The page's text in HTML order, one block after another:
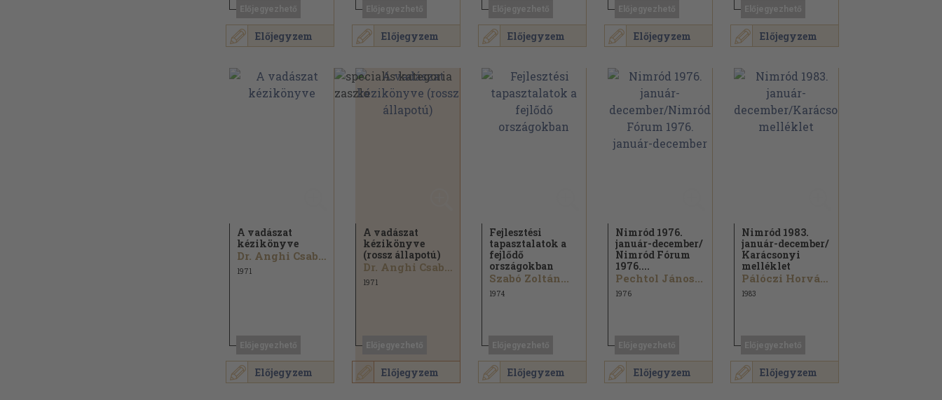
Előjegyzem Előjegyzem Előjegyzem Előjegyzem Előjegyzem
Előjegyzem
A vadászat
kézikönyve
Dr. Anghi Csaba...
1971
Előjegyzem
A vadászat
kézikönyve
(rossz állapotú)
Dr. Anghi Csaba...
1971
Előjegyzem
Fejlesztési
tapasztalatok a
fejlődő
országokban
Szabó Zoltán...
1974
Előjegyzem
Nimród 1976.
január-december/
Nimród Fórum
1976....
Pechtol János...
1976
Előjegyzem
Nimród 1983.
január-december/
Karácsonyi
melléklet
Pálóczi Horváth Ádám...
1983